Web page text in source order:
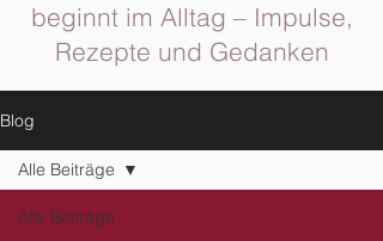
beginnt im Alltag – Impulse,
Rezepte und Gedanken
Blog
Alle Beiträge
Alle Beiträge